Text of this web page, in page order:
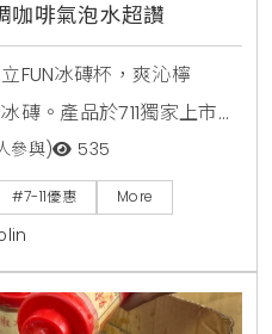
咖啡氣泡水超讚
FUN冰磚杯，爽沁檸
磚。產品於711獨家上市，
價39元。顆粒狀冰磚可
咖啡混搭出夏日特調飲
參與) 535
#7-11優惠 More